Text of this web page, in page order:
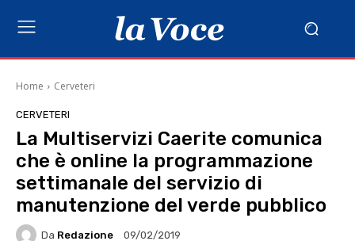
Home Cerveteri
CERVETERI
La Multiservizi Caerite comunica
che è online la programmazione
settimanale del servizio di
manutenzione del verde pubblico
Da Redazione 09/02/2019